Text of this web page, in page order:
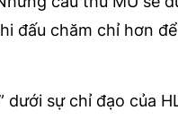
đấu chăm chỉ hơn
sự chỉ đạo của